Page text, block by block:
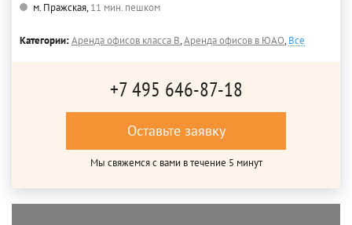
м. Пражская,11 мин. пешком
Категории:Аренда офисов класса B,Аренда офисов в ЮАО,Все
+7 495 646-87-18
Оставьте заявку
Мы свяжемся с вами в течение 5 минут